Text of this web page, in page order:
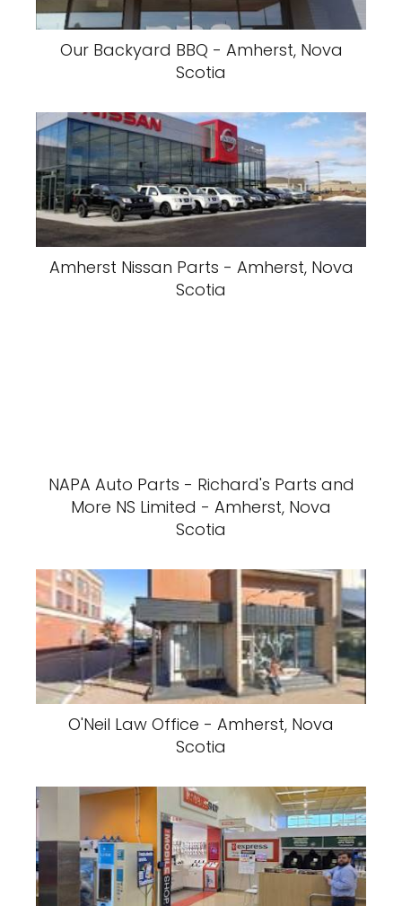
Our Backyard BBQ - Amherst, Nova
Scotia
Amherst Nissan Parts - Amherst, Nova
Scotia
NAPA Auto Parts - Richard's Parts and
More NS Limited - Amherst, Nova
Scotia
O'Neil Law Office - Amherst, Nova
Scotia